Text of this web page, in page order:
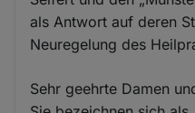
als Antwort auf deren
Neuregelung des
Sehr geehrte Damen